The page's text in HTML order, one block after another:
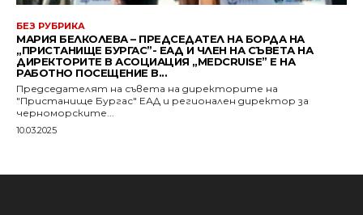
БЕЗ РУБРИКА
МАРИЯ БЕЛКОЛЕВА – ПРЕДСЕДАТЕЛ НА БОРДА НА
„ПРИСТАНИЩЕ БУРГАС”- ЕАД И ЧЛЕН НА СЪВЕТА НА
ДИРЕКТОРИТЕ В АСОЦИАЦИЯ „MEDCRUISE” Е НА
РАБОТНО ПОСЕЩЕНИЕ В...
Председателят на съвета на директорите на
"Пристанище Бургас" ЕАД и регионален директор за
черноморските...
10.03.2025